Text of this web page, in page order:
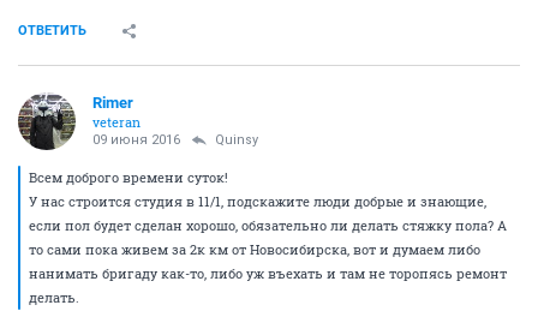
ОТВЕТИТЬ
Rimer
veteran
09 июня 2016 Quinsy
Всем доброго времени суток!
У нас строится студия в 11/1, подскажите люди добрые и знающие,
если пол будет сделан хорошо, обязательно ли делать стяжку пола? А
то сами пока живем за 2к км от Новосибирска, вот и думаем либо
нанимать бригаду как-то, либо уж въехать и там не торопясь ремонт
делать.